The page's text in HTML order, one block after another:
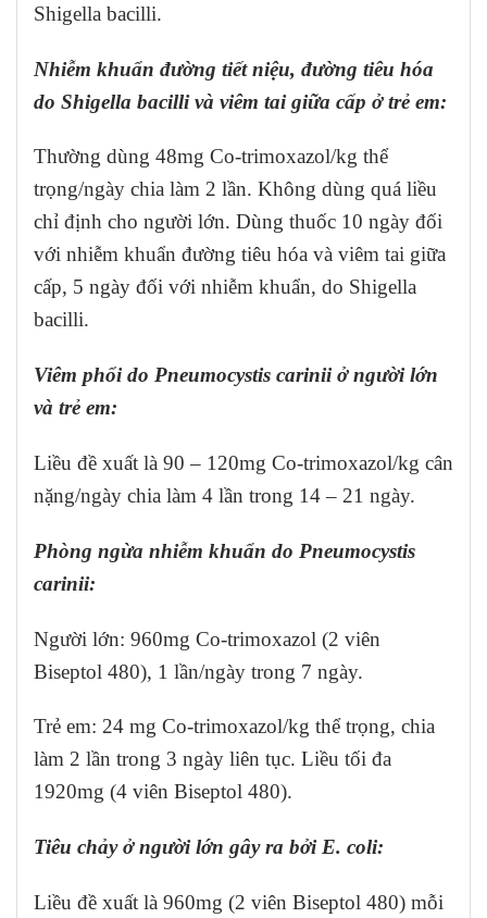
Shigella bacilli.
Nhiễm khuẩn đường tiết niệu, đường tiêu hóa
do Shigella bacilli và viêm tai giữa cấp ở trẻ em:
Thường dùng 48mg Co-trimoxazol/kg thể
trọng/ngày chia làm 2 lần. Không dùng quá liều
chỉ định cho người lớn. Dùng thuốc 10 ngày đối
với nhiễm khuẩn đường tiêu hóa và viêm tai giữa
cấp, 5 ngày đối với nhiễm khuẩn, do Shigella
bacilli.
Viêm phổi do Pneumocystis carinii ở người lớn
và trẻ em:
Liều đề xuất là 90 – 120mg Co-trimoxazol/kg cân
nặng/ngày chia làm 4 lần trong 14 – 21 ngày.
Phòng ngừa nhiễm khuẩn do Pneumocystis
carinii:
Người lớn: 960mg Co-trimoxazol (2 viên
Biseptol 480), 1 lần/ngày trong 7 ngày.
Trẻ em: 24 mg Co-trimoxazol/kg thể trọng, chia
làm 2 lần trong 3 ngày liên tục. Liều tối đa
1920mg (4 viên Biseptol 480).
Tiêu chảy ở người lớn gây ra bởi E. coli:
Liều đề xuất là 960mg (2 viên Biseptol 480) mỗi